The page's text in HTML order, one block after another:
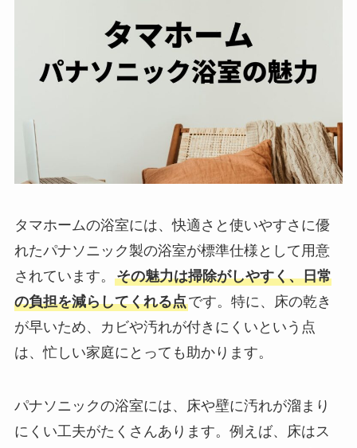
タマホームの浴室には、快適さと使いやすさに優
れたパナソニック製の浴室が標準仕様として用意
されています。 その魅力は掃除がしやすく、日常
の負担を減らしてくれる点です。特に、床の乾き
が早いため、カビや汚れが付きにくいという点
は、忙しい家庭にとっても助かります。
パナソニックの浴室には、床や壁に汚れが溜まり
にくい工夫がたくさんあります。例えば、床はス